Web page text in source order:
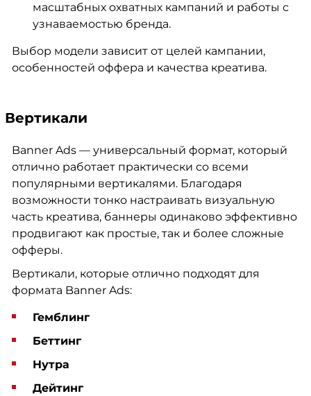
масштабных охватных кампаний и работы с
узнаваемостью бренда.
Выбор модели зависит от целей кампании,
особенностей оффера и качества креатива.
Вертикали
Banner Ads — универсальный формат, который
отлично работает практически со всеми
популярными вертикалями. Благодаря
возможности тонко настраивать визуальную
часть креатива, баннеры одинаково эффективно
продвигают как простые, так и более сложные
офферы.
Вертикали, которые отлично подходят для
формата Banner Ads:
Гемблинг
Беттинг
Нутра
Дейтинг